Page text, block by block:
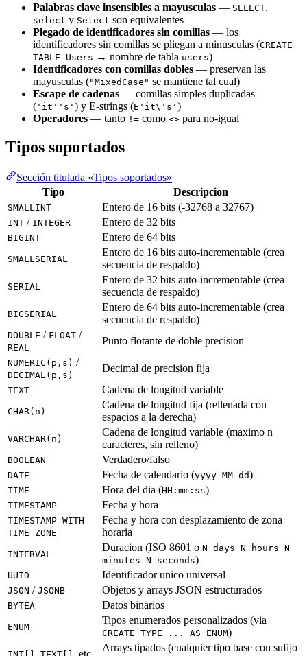
Palabras clave insensibles a mayusculas — SELECT,
select y Select son equivalentes
Plegado de identificadores sin comillas — los
identificadores sin comillas se pliegan a minusculas (CREATE
TABLE Users → nombre de tabla users)
Identificadores con comillas dobles — preservan las
mayusculas ("MixedCase" se mantiene tal cual)
Escape de cadenas — comillas simples duplicadas
( 'it''s' ) y E-strings (E'it\'s' )
Operadores — tanto != como <> para no-igual
Tipos soportados
Sección titulada «Tipos soportados»
Tipo
Descripcion
SMALLINT Entero de 16 bits (-32768 a 32767)
INT / INTEGER Entero de 32 bits
BIGINT Entero de 64 bits
SMALLSERIAL
Entero de 16 bits auto-incrementable (crea
secuencia de respaldo)
SERIAL
Entero de 32 bits auto-incrementable (crea
secuencia de respaldo)
BIGSERIAL
Entero de 64 bits auto-incrementable (crea
secuencia de respaldo)
DOUBLE / FLOAT /
REAL
Punto flotante de doble precision
NUMERIC(p,s) /
DECIMAL(p,s)
Decimal de precision fija
TEXT Cadena de longitud variable
CHAR(n)
Cadena de longitud fija (rellenada con
espacios a la derecha)
VARCHAR(n)
Cadena de longitud variable (maximo n
caracteres, sin relleno)
BOOLEAN Verdadero/falso
DATE Fecha de calendario (yyyy-MM-dd)
TIME Hora del dia (HH:mm:ss)
TIMESTAMP Fecha y hora
TIMESTAMP WITH
TIME ZONE
Fecha y hora con desplazamiento de zona
horaria
INTERVAL
Duracion (ISO 8601 o N days N hours N
minutes N seconds)
UUID Identificador unico universal
JSON / JSONB Objetos y arrays JSON estructurados
BYTEA Datos binarios
ENUM
Tipos enumerados personalizados (via
CREATE TYPE ... AS ENUM)
Arrays tipados (cualquier tipo base con sufijo